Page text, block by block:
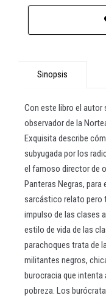
Sinopsis
Con este libro el autor
observador de la
Exquisita describe
subyugada por los
el famoso director de
Panteras Negras, para
sarcástico relato pero
impulso de las clases
estilo de vida de las
parachoques trata de
militantes negros,
burocracia que intenta
pobreza. Los